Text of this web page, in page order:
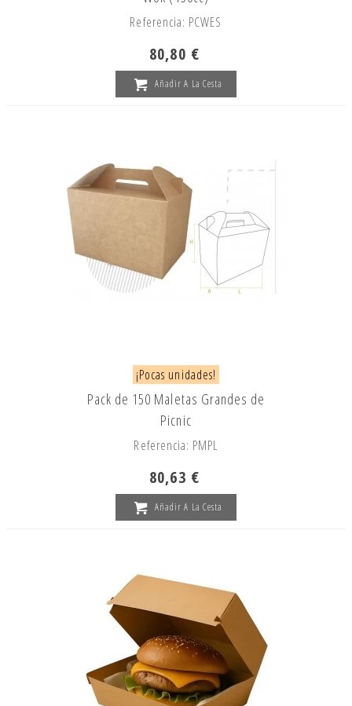
Referencia: PCWES
80,80 €
Añadir A La Cesta
¡Pocas unidades!
Pack de 150 Maletas Grandes de
Picnic
Referencia: PMPL
80,63 €
Añadir A La Cesta